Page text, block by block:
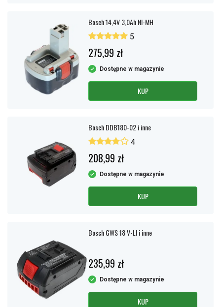
Bosch 14,4V 3,0Ah NI-MH
5
275,99 zł
Dostępne w magazynie
KUP
Bosch DDB180-02 i inne
4
208,99 zł
Dostępne w magazynie
KUP
Bosch GWS 18 V-LI i inne
235,99 zł
Dostępne w magazynie
KUP